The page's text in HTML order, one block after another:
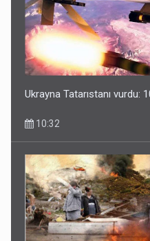
Ukrayna Tatarıstanı vurdu:
10:32